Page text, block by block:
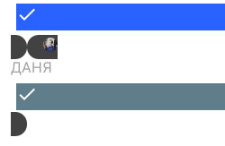
done
ДАНЯ
done